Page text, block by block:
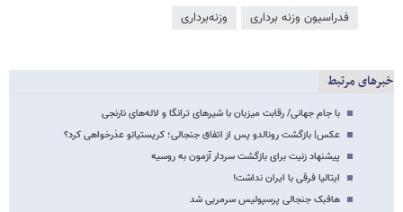
فدراسیون وزنه برداری وزنه‌برداری
خبرهای مرتبط
با جام جهانی/ رقابت میزبان با شیرهای ترانگا و لاله‌های نارنجی
عکس| بازگشت رونالدو پس از اتفاق جنجالی؛ کریستیانو عذرخواهی کرد؟
پیشنهاد زنیت برای بازگشت سردار آزمون به روسیه
ایتالیا فرقی با ایران نداشت!
هافبک جنجالی پرسپولیس سرمربی شد